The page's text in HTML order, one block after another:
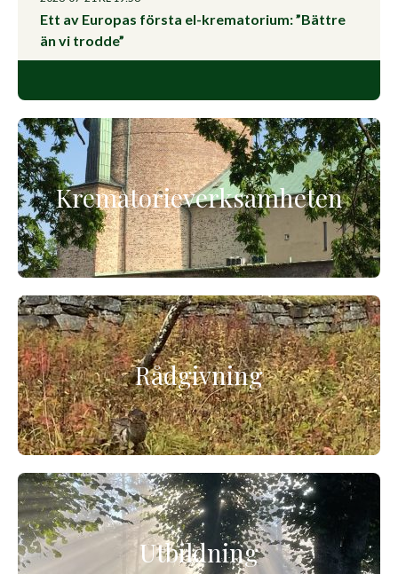
Ett av Europas första el-krematorium: ”Bättre
än vi trodde”
Krematorieverksamheten
Rådgivning
Utbildning